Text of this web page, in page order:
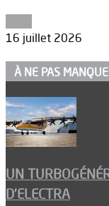
16 juillet 2026
À NE PAS
UN
D’ELECTRA